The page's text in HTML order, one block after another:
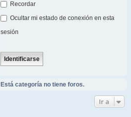
Recordar
Ocultar mi estado de conexión en esta
sesión
Está categoría no tiene foros.
Ir a